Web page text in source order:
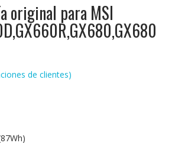
original para MSI
de clientes)